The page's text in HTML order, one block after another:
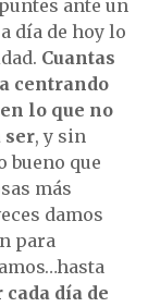
ante un
día de hoy lo
Cuantas
centrando
lo que no
ser, y sin
bueno que
más
damos
para
día de